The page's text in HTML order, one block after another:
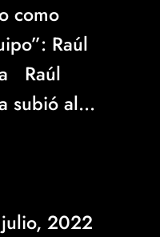
como
Raúl
Raúl
subió al…
2022